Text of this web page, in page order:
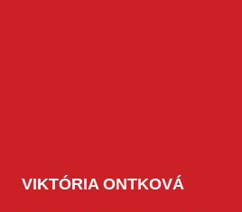
VIKTÓRIA ONTKOVÁ